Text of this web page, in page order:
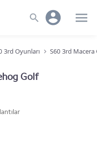
3rd Oyunları S60 3rd Macera
Golf